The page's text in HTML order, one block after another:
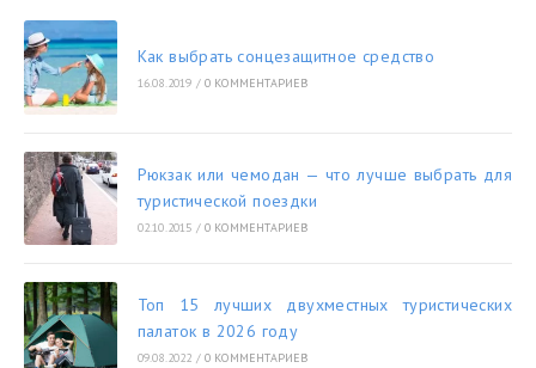
Как выбрать сонцезащитное средство
16.08.2019 / 0 КОММЕНТАРИЕВ
Рюкзак или чемодан — что лучше выбрать для
туристической поездки
02.10.2015 / 0 КОММЕНТАРИЕВ
Топ 15 лучших двухместных туристических
палаток в 2026 году
09.08.2022 / 0 КОММЕНТАРИЕВ